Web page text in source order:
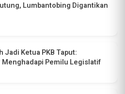
Lumbantobing Digantikan
Ketua PKB Taput:
Pemilu Legislatif